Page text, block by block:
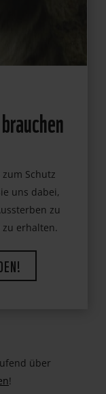
Schutz
uns dabei,
zu
erhalten.
über
!